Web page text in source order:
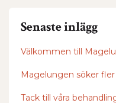
Senaste inlägg
Välkommen till
Magelungen söker
Tack till våra